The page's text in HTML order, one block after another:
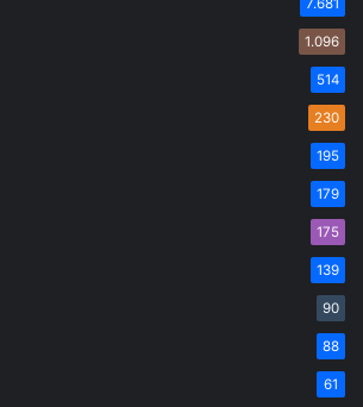
7.681
1.096
514
230
195
179
175
139
90
88
61